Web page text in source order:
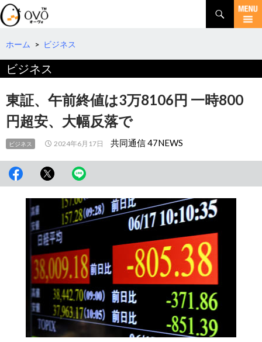
検
索
コ
テ
へ
移
動
ホーム > ビジネス
ビジネス
東証、午前終値は3万8106円 一時800
円超安、大幅反落で
ビジネス 2024年6月17日 共同通信 47NEWS